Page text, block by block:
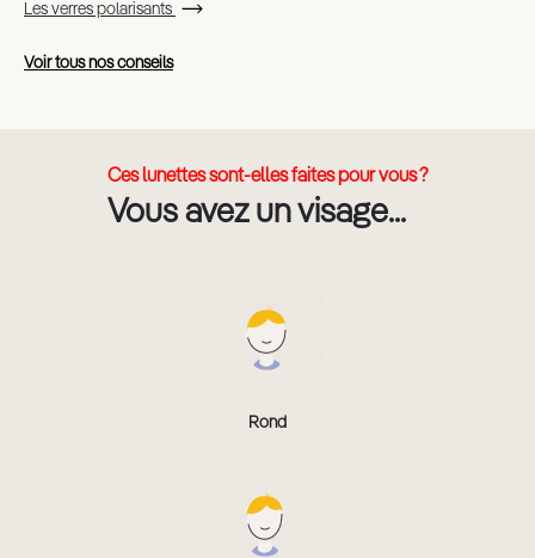
Les verres polarisants
Voir tous nos conseils
Ces lunettes sont-elles faites pour vous ?
Vous avez un visage...
Rond